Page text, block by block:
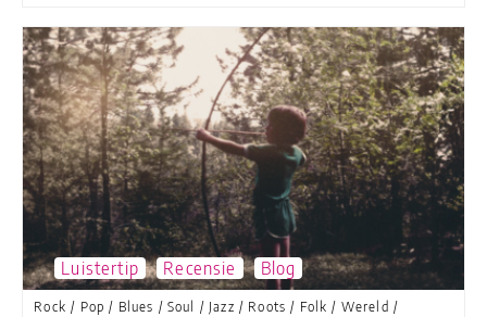
Luistertip Recensie Blog
Rock / Pop / Blues / Soul / Jazz / Roots / Folk / Wereld /